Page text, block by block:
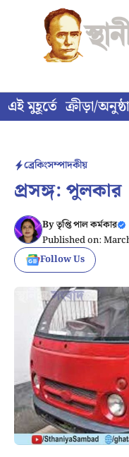
content
এই মুহূর্তে ক্রীড়া/
ব্রেকিংসম্পাদকীয়
প্রসঙ্গ: পুলকার
Byতৃপ্তি পাল কর্মকার
Published on:
Follow Us